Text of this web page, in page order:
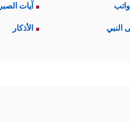
آيات الصبر
النبي الأذكار